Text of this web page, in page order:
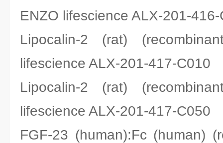
ENZO lifescience ALX-201-
Lipocalin-2 (rat)
lifescience ALX-201-417-C010
Lipocalin-2 (rat)
lifescience ALX-201-417-C050
FGF-23 (human):Fc (human)